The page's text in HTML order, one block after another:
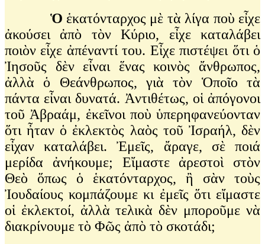
Ὁ ἑκατόνταρχος μὲ τὰ λίγα ποὺ εἶχε
ἀκούσει ἀπὸ τὸν Κύριο, εἶχε καταλάβει
ποιὸν εἶχε ἀπέναντί του. Εἶχε πιστέψει ὅτι ὁ
Ἰησοῦς δὲν εἶναι ἕνας κοινὸς ἄνθρωπος,
ἀλλὰ ὁ Θεάνθρωπος, γιὰ τὸν Ὁποῖο τὰ
πάντα εἶναι δυνατά. Ἀντιθέτως, οἱ ἀπόγονοι
τοῦ Ἀβραάμ, ἐκεῖνοι ποὺ ὑπερηφανεύονταν
ὅτι ἦταν ὁ ἐκλεκτὸς λαὸς τοῦ Ἰσραήλ, δὲν
εἶχαν καταλάβει. Ἐμεῖς, ἄραγε, σὲ ποιά
μερίδα ἀνήκουμε; Εἴμαστε ἀρεστοὶ στὸν
Θεὸ ὅπως ὁ ἑκατόνταρχος, ἢ σὰν τοὺς
Ἰουδαίους κομπάζουμε κι ἐμεῖς ὅτι εἴμαστε
οἱ ἐκλεκτοί, ἀλλὰ τελικὰ δὲν μποροῦμε νὰ
διακρίνουμε τὸ Φῶς ἀπὸ τὸ σκοτάδι;